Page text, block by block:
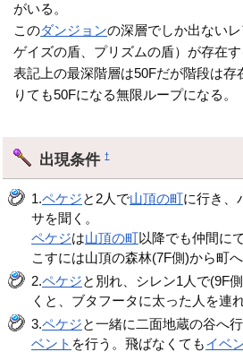
がいる。
このダンジョンの深層でしか出ないレ
ゲイズの盾、プリズムの盾）が存在す
表記上の最深階層は50Fだが階段は存
りても50Fになる無限ループになる。
出現条件†
1.ペケジと2人で山頂の町に行き、
サを聞く。
ペケジは山頂の町以降でも仲間に
こすには山頂の森林(7F側)から町
2.ペケジと別れ、シレン1人で(9F
くと、ブタフータに太った人を連
3.ペケジと一緒に二面地蔵の谷へ
ベント を行う。飛ばなくてもイベ